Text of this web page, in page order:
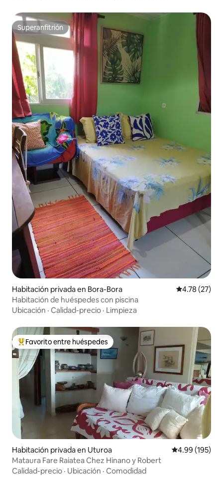
Superanfitrión
Superanfitrión
Habitación privada en Bora-Bora Calificación
4.78 (27)
Habitación de huéspedes con piscina
Ubicación · Calidad-precio · Limpieza
Favorito entre huéspedes preferido
Favorito entre huéspedes
Habitación privada en Uturoa Calificación
4.99 (195)
Mataura Fare Raiatea Chez Hinano y Robert
Calidad-precio · Ubicación · Comodidad